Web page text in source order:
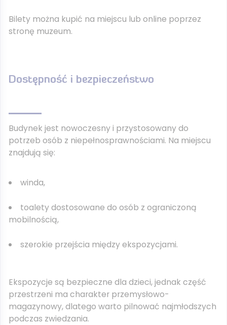
Bilety można kupić na miejscu lub online poprzez
stronę muzeum.
Dostępność i bezpieczeństwo
Budynek jest nowoczesny i przystosowany do
potrzeb osób z niepełnosprawnościami. Na miejscu
znajdują się:
winda,
toalety dostosowane do osób z ograniczoną
mobilnością,
szerokie przejścia między ekspozycjami.
Ekspozycje są bezpieczne dla dzieci, jednak część
przestrzeni ma charakter przemysłowo-
magazynowy, dlatego warto pilnować najmłodszych
podczas zwiedzania.